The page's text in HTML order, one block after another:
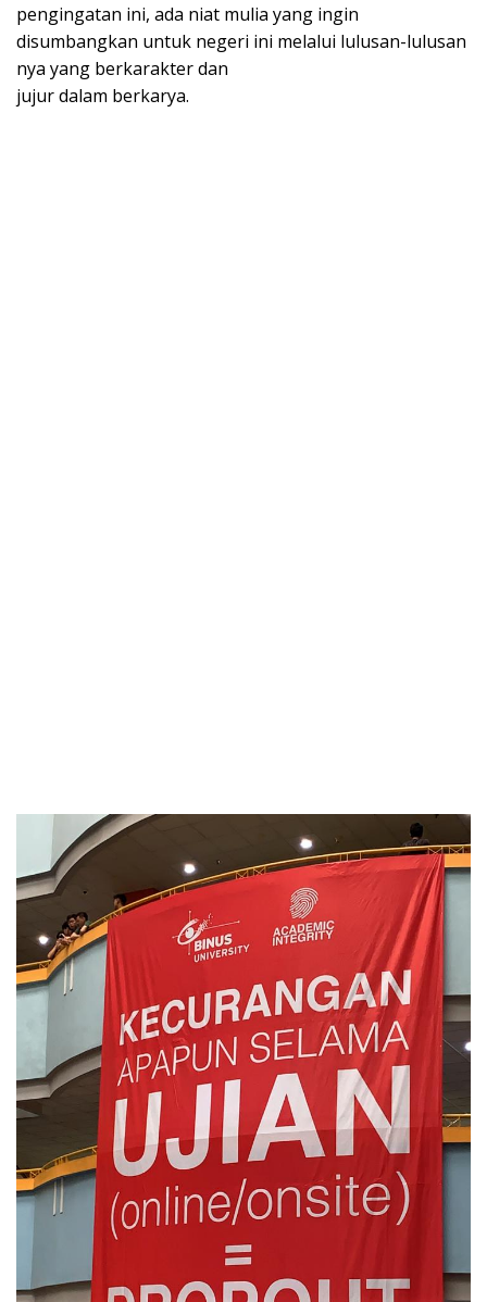
pengingatan ini, ada niat mulia yang ingin
disumbangkan untuk negeri ini melalui lulusan-lulusan
nya yang berkarakter dan
jujur dalam berkarya.